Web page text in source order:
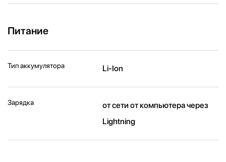
Питание
Тип аккумулятора Li-Ion
Зарядка
от сети от компьютера через
Lightning